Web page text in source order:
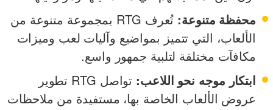
محفظة متنوعة:
تُعرف RTG بمجموعة متنوعة من
الألعاب، التي تتميز بمواضيع وآليات لعب وميزات
مكافآت مختلفة لتلبية جمهور واسع.
ابتكار موجه نحو اللاعب:
تواصل RTG تطوير
عروض الألعاب الخاصة بها، مستفيدة من ملاحظات